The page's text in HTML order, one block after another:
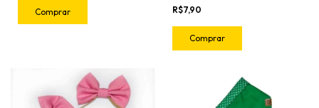
Comprar
R$7,90
Comprar